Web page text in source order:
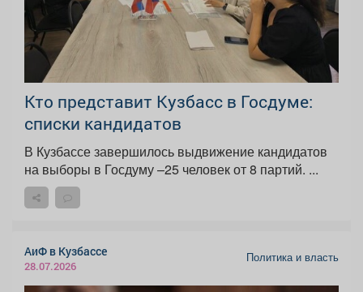
Кто представит Кузбасс в Госдуме:
списки кандидатов
В Кузбассе завершилось выдвижение кандидатов
на выборы в Госдуму –25 человек от 8 партий. ...
АиФ в Кузбассе
28.07.2026
Политика и власть